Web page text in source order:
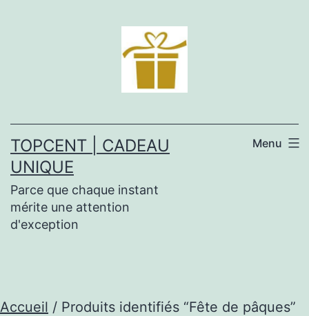
TOPCENT | CADEAU
UNIQUE
Parce que chaque instant
mérite une attention
d'exception
Menu
Accueil / Produits identifiés “Fête de pâques”